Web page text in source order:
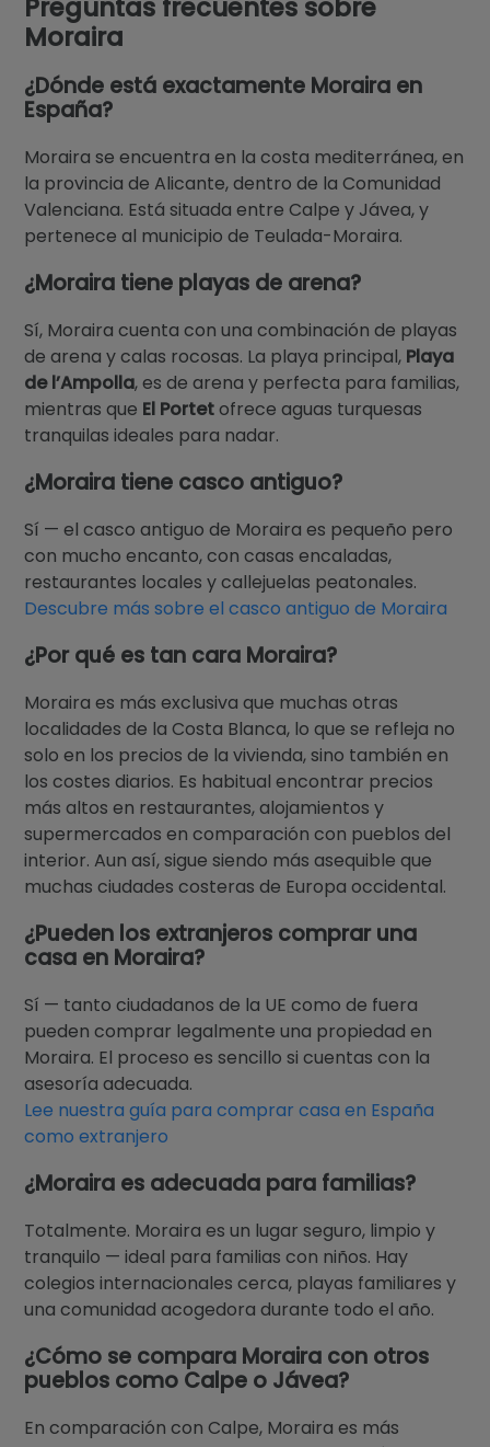
Preguntas frecuentes sobre
Moraira
¿Dónde está exactamente Moraira en
España?
Moraira se encuentra en la costa mediterránea, en
la provincia de Alicante, dentro de la Comunidad
Valenciana. Está situada entre Calpe y Jávea, y
pertenece al municipio de Teulada-Moraira.
¿Moraira tiene playas de arena?
Sí, Moraira cuenta con una combinación de playas
de arena y calas rocosas. La playa principal, Playa
de l’Ampolla, es de arena y perfecta para familias,
mientras que El Portetofrece aguas turquesas
tranquilas ideales para nadar.
¿Moraira tiene casco antiguo?
Sí — el casco antiguo de Moraira es pequeño pero
con mucho encanto, con casas encaladas,
restaurantes locales y callejuelas peatonales.
Descubre más sobre el casco antiguo de Moraira
¿Por qué es tan cara Moraira?
Moraira es más exclusiva que muchas otras
localidades de la Costa Blanca, lo que se refleja no
solo en los precios de la vivienda, sino también en
los costes diarios. Es habitual encontrar precios
más altos en restaurantes, alojamientos y
supermercados en comparación con pueblos del
interior. Aun así, sigue siendo más asequible que
muchas ciudades costeras de Europa occidental.
¿Pueden los extranjeros comprar una
casa en Moraira?
Sí — tanto ciudadanos de la UE como de fuera
pueden comprar legalmente una propiedad en
Moraira. El proceso es sencillo si cuentas con la
asesoría adecuada.
Lee nuestra guía para comprar casa en España
como extranjero
¿Moraira es adecuada para familias?
Totalmente. Moraira es un lugar seguro, limpio y
tranquilo — ideal para familias con niños. Hay
colegios internacionales cerca, playas familiares y
una comunidad acogedora durante todo el año.
¿Cómo se compara Moraira con otros
pueblos como Calpe o Jávea?
En comparación con Calpe, Moraira es más